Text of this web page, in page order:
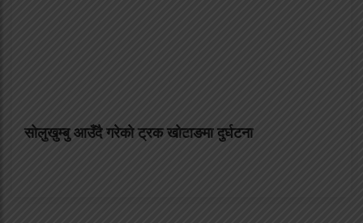
सोलुखुम्बु आउँदै गरेको ट्रक खोटाङमा दुर्घटना